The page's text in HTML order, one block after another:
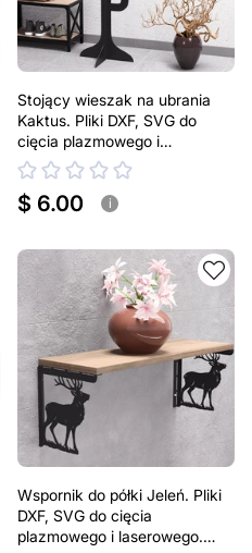
Stojący wieszak na ubrania
Kaktus. Pliki DXF, SVG do
cięcia plazmowego i
laserowego
$ 6.00 i
Wspornik do półki Jeleń. Pliki
DXF, SVG do cięcia
plazmowego i laserowego.